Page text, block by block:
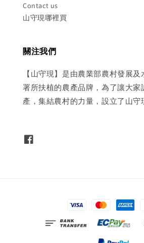
Contact us
山守現哪裡買
關注我們
【山守現】是由農業部農村發展
署所扶植的農產品牌，為了讓大家
產，集結農村的力量，設立了山守